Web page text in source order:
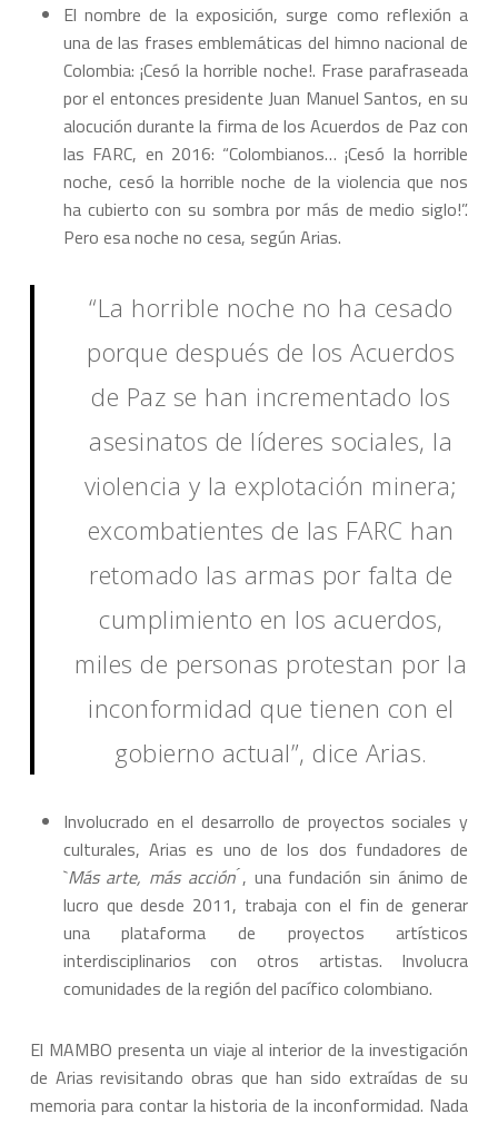
El nombre de la exposición, surge como reflexión a
una de las frases emblemáticas del himno nacional de
Colombia: ¡Cesó la horrible noche!. Frase parafraseada
por el entonces presidente Juan Manuel Santos, en su
alocución durante la firma de los Acuerdos de Paz con
las FARC, en 2016: “Colombianos… ¡Cesó la horrible
noche, cesó la horrible noche de la violencia que nos
ha cubierto con su sombra por más de medio siglo!”.
Pero esa noche no cesa, según Arias.
“La horrible noche no ha cesado
porque después de los Acuerdos
de Paz se han incrementado los
asesinatos de líderes sociales, la
violencia y la explotación minera;
excombatientes de las FARC han
retomado las armas por falta de
cumplimiento en los acuerdos,
miles de personas protestan por la
inconformidad que tienen con el
gobierno actual”, dice Arias.
Involucrado en el desarrollo de proyectos sociales y
culturales, Arias es uno de los dos fundadores de
`Más arte, más acción ́, una fundación sin ánimo de
lucro que desde 2011, trabaja con el fin de generar
una plataforma de proyectos artísticos
interdisciplinarios con otros artistas. Involucra
comunidades de la región del pacífico colombiano.
El MAMBO presenta un viaje al interior de la investigación
de Arias revisitando obras que han sido extraídas de su
memoria para contar la historia de la inconformidad. Nada